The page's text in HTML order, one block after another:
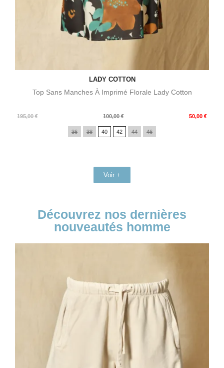
LADY COTTON
Top Sans Manches À Imprimé Florale Lady Cotton
195,00 €
Prix
100,00 € 50,00 €
Prix
36 38 40 42 44 46
Voir +
Découvrez nos dernières
nouveautés homme